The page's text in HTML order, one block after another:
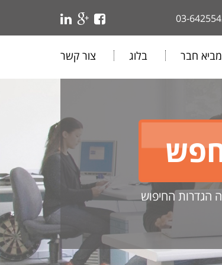
03-
חבר בלוג צור קשר
הגדרות החיפוש